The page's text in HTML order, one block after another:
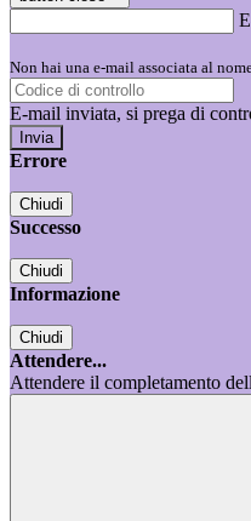
Non hai una e-mail associata al
E-mail inviata, si prega di
Errore
Chiudi
Successo
Chiudi
Informazione
Chiudi
Attendere...
Attendere il completamento